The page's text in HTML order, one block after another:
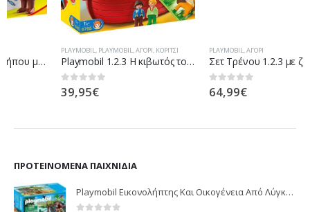
PLAYMOBIL,ΑΓΌΡΙ,ΚΟΡΊΤΣΙ
Playmobil 1.2.3 Η κιβωτός του Νώε 6765
PLAYMOBIL ΑΓΌΡΙ
Σετ Τρένου 1.2.3 με ζωάκια και επιβάτες
ΠΡΟΤΕΙΝΌΜΕΝΑ ΠΑΙΧΝΊΔΙΑ
Playmobil Εικονολήπτης Και Οικογένεια Από Λύγκες 5561